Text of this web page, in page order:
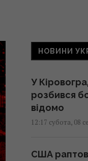
НОВИНИ
У
розбився
відомо
12:17 субота, 08
США